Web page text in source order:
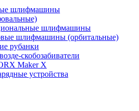
шлифмашины
шлифмашины
шлифмашины (орбитальные)
рубанки
скобозабиватели
Maker X
устройства